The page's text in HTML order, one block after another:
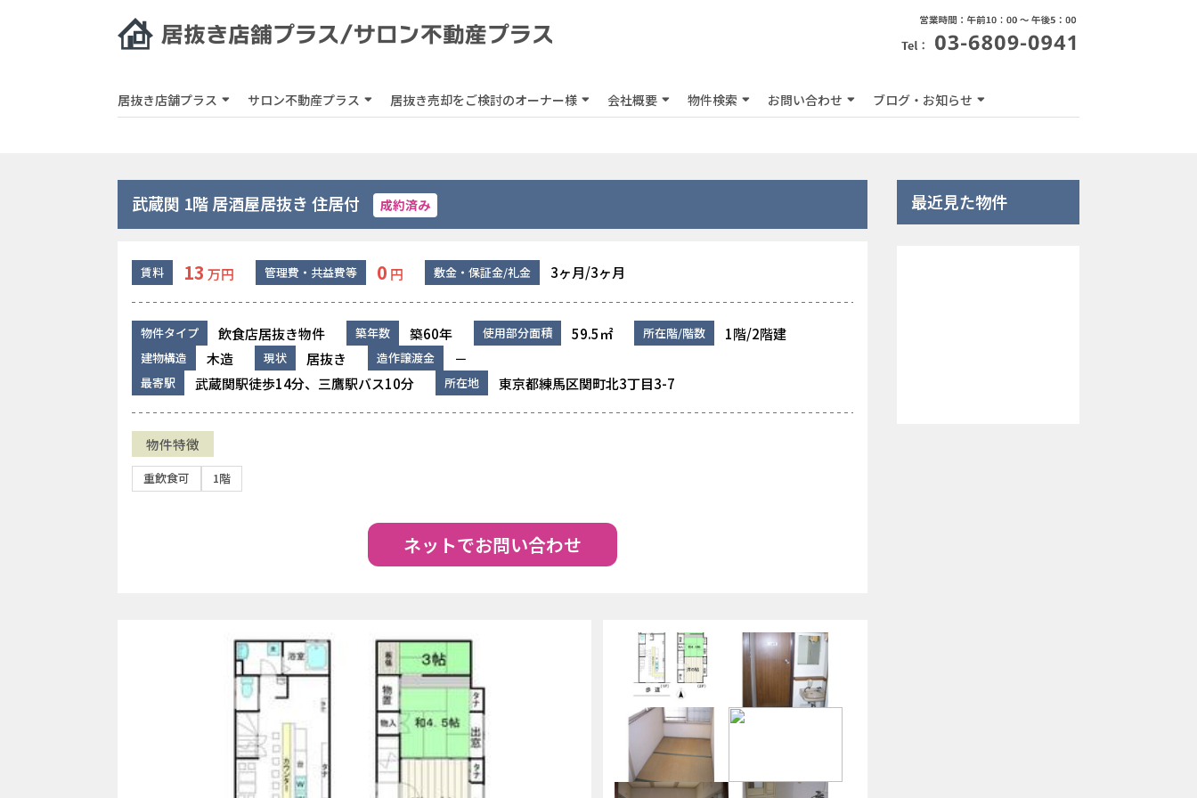
居抜き店舗プラス サロン不動産プラス 居抜き売却をご検討のオーナー様 会社概要 物件検索 お問い合わせ ブログ・お知らせ
武蔵関 1階 居酒屋居抜き 住居付 成約済み
賃料 13 万円 管理費・共益費等 0 円 敷金・保証金/礼金 3ヶ月/3ヶ月
物件タイプ 飲食店居抜き物件 築年数 築60年 使用部分面積 59.5㎡ 所在階/階数 1階/2階建
建物構造 木造 現状 居抜き 造作譲渡金 －
最寄駅 武蔵関駅徒歩14分、三鷹駅バス10分 所在地 東京都練馬区関町北3丁目3-7
物件特徴
重飲食可 1階
ネットでお問い合わせ
最近見た物件